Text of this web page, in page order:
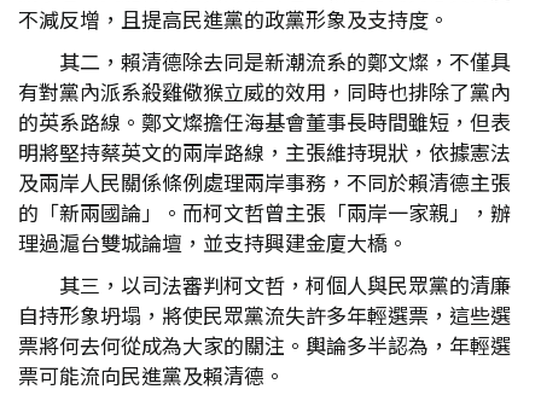
不減反增，且提高民進黨的政黨形象及支持度。
其二，賴清德除去同是新潮流系的鄭文燦，不僅具
有對黨內派系殺雞儆猴立威的效用，同時也排除了黨內
的英系路線。鄭文燦擔任海基會董事長時間雖短，但表
明將堅持蔡英文的兩岸路線，主張維持現狀，依據憲法
及兩岸人民關係條例處理兩岸事務，不同於賴清德主張
的「新兩國論」。而柯文哲曾主張「兩岸一家親」，辦
理過滬台雙城論壇，並支持興建金廈大橋。
其三，以司法審判柯文哲，柯個人與民眾黨的清廉
自持形象坍塌，將使民眾黨流失許多年輕選票，這些選
票將何去何從成為大家的關注。輿論多半認為，年輕選
票可能流向民進黨及賴清德。